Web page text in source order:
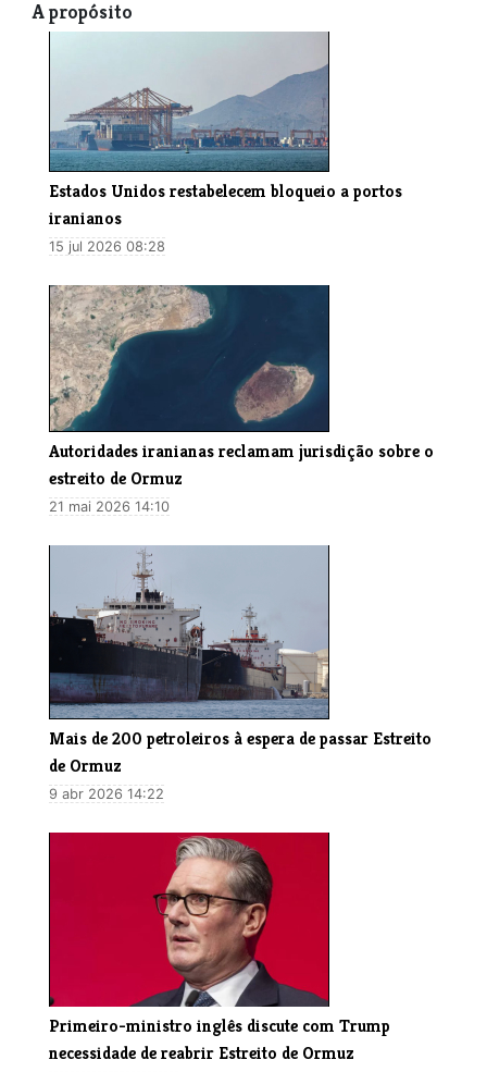
A propósito
Estados Unidos restabelecem bloqueio a portos
iranianos
15 jul 2026 08:28
Autoridades iranianas reclamam jurisdição sobre o
estreito de Ormuz
21 mai 2026 14:10
Mais de 200 petroleiros à espera de passar Estreito
de Ormuz
9 abr 2026 14:22
Primeiro-ministro inglês discute com Trump
necessidade de reabrir Estreito de Ormuz